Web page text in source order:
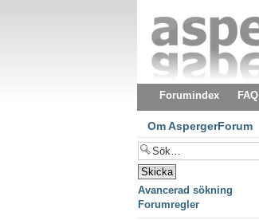
Forumindex FAQ
Om AspergerForum
Avancerad sökning
Forumregler